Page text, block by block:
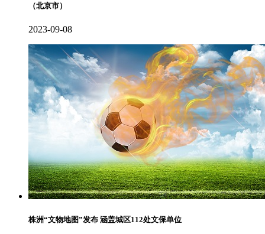
（北京市）
2023-09-08
株洲“文物地图”发布 涵盖城区112处文保单位